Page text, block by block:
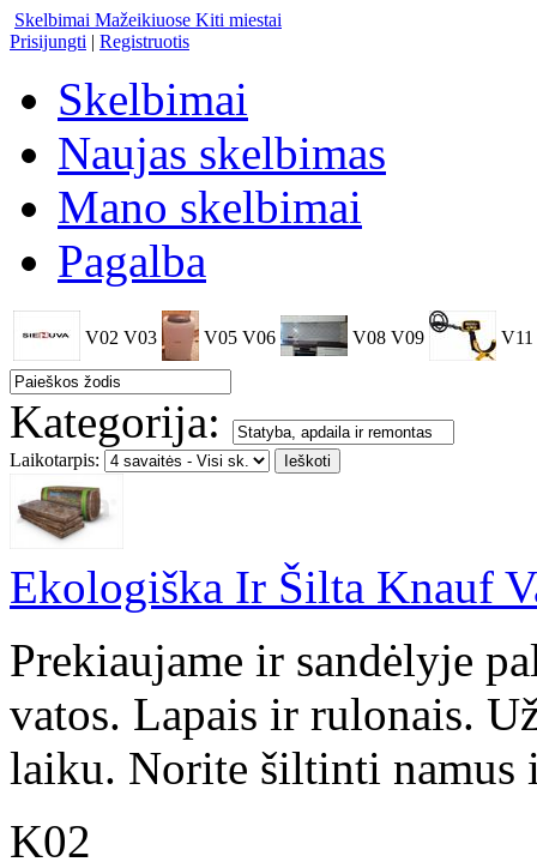
Skelbimai Mažeikiuose Kiti miestai
Prisijungti | Registruotis
Skelbimai
Naujas skelbimas
Mano skelbimai
Pagalba
V02 V03 V05 V06 V08 V09 V11
Kategorija:
Laikotarpis:
Ekologiška Ir Šilta Knauf
Prekiaujame ir sandėlyje
vatos. Lapais ir rulonais.
laiku. Norite šiltinti namus
K02